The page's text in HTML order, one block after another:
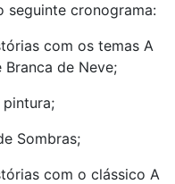
seguinte cronograma:
com os temas A
Branca de Neve;
pintura;
Sombras;
com o clássico A